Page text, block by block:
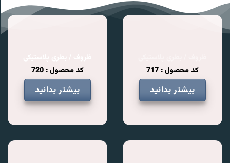
کد محصول : 717
بیشتر بدانید
کد محصول : 720
بیشتر بدانید